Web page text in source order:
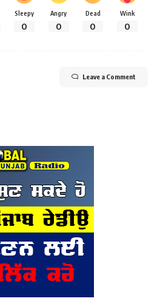
Sleepy
0
Angry
0
Dead
0
Wink
0
Leave a Comment